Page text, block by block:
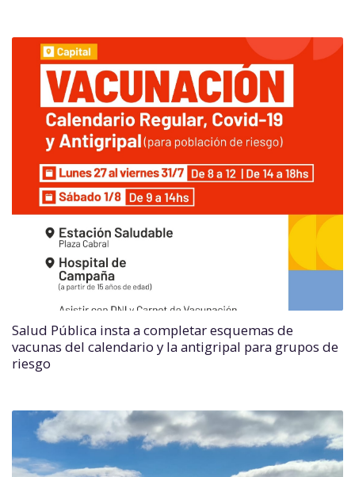
Salud Pública insta a completar esquemas de
vacunas del calendario y la antigripal para grupos de
riesgo